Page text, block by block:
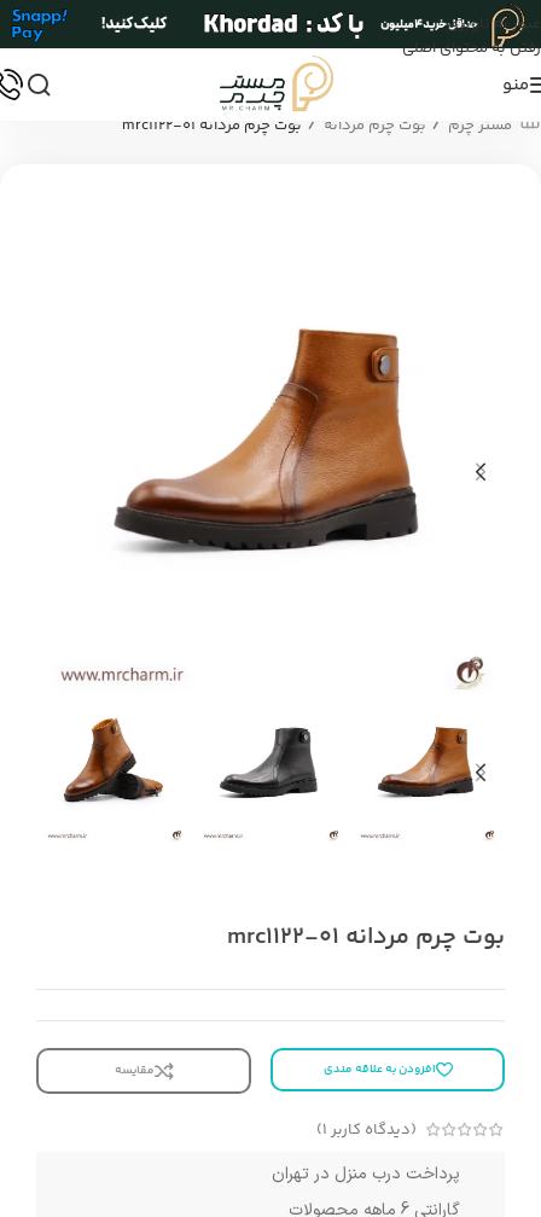
عبور به ناوبری
رفتن به محتوای اصلی
منو
مستر چرم / بوت چرم مردانه / بوت چرم مردانه mrc1122-01
بوت چرم مردانه mrc1122-01
افزودن به علاقه مندی مقایسه
(دیدگاه کاربر 1
)
پرداخت درب منزل در تهران
گارانتی 6 ماهه محصولات